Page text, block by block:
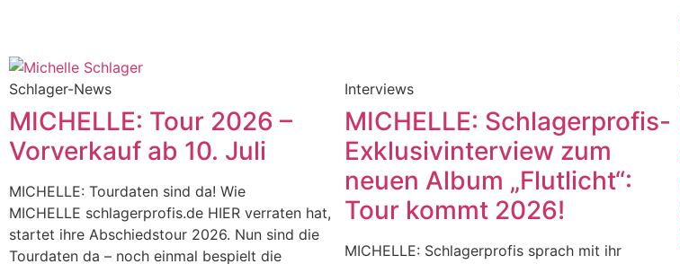
Schlager-News
MICHELLE: Tour 2026 –
Vorverkauf ab 10. Juli
MICHELLE: Tourdaten sind da! Wie
MICHELLE schlagerprofis.de HIER verraten hat,
startet ihre Abschiedstour 2026. Nun sind die
Tourdaten da – noch einmal bespielt die
Interviews
MICHELLE: Schlagerprofis-
Exklusivinterview zum
neuen Album „Flutlicht“:
Tour kommt 2026!
MICHELLE: Schlagerprofis sprach mit ihr